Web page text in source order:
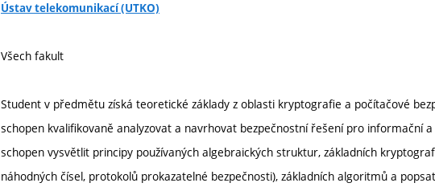
Ústav telekomunikací (UTKO)
Všech fakult
Student v předmětu získá teoretické základy z oblasti kryptografie a počítačové
schopen kvalifikovaně analyzovat a navrhovat bezpečnostní řešení pro informační
schopen vysvětlit principy používaných algebraických struktur, základních
náhodných čísel, protokolů prokazatelné bezpečnosti), základních algoritmů a